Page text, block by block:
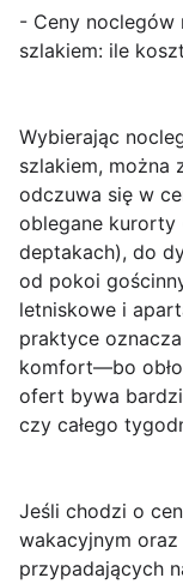
- Ceny noclegów
szlakiem: ile
Wybierając
szlakiem, można
odczuwa się w
oblegane kurorty
deptakach), do
od pokoi
letniskowe i
praktyce
komfort—bo
ofert bywa
czy całego
Jeśli chodzi o
wakacyjnym oraz
przypadających